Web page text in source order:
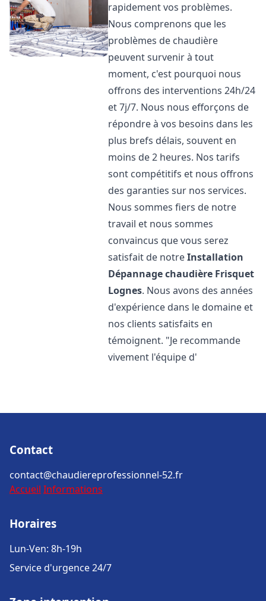
rapidement vos problèmes.
Nous comprenons que les
problèmes de chaudière
peuvent survenir à tout
moment, c'est pourquoi nous
offrons des interventions 24h/24
et 7j/7. Nous nous efforçons de
répondre à vos besoins dans les
plus brefs délais, souvent en
moins de 2 heures. Nos tarifs
sont compétitifs et nous offrons
des garanties sur nos services.
Nous sommes fiers de notre
travail et nous sommes
convaincus que vous serez
satisfait de notreInstallation
Dépannage chaudière Frisquet
Lognes. Nous avons des années
d'expérience dans le domaine et
nos clients satisfaits en
témoignent. "Je recommande
vivement l'équipe d'
Contact
contact@chaudiereprofessionnel-52.fr
Accueil Informations
Horaires
Lun-Ven: 8h-19h
Service d'urgence 24/7